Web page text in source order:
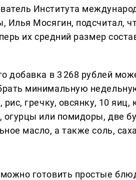
Института
Илья Мосягин, подсчитал,
их средний размер
добавка в 3 268 рублей
минимальную
гречку, овсянку, 10 яиц,
огурцы или помидоры, две
масло, а также соль,
готовить простые